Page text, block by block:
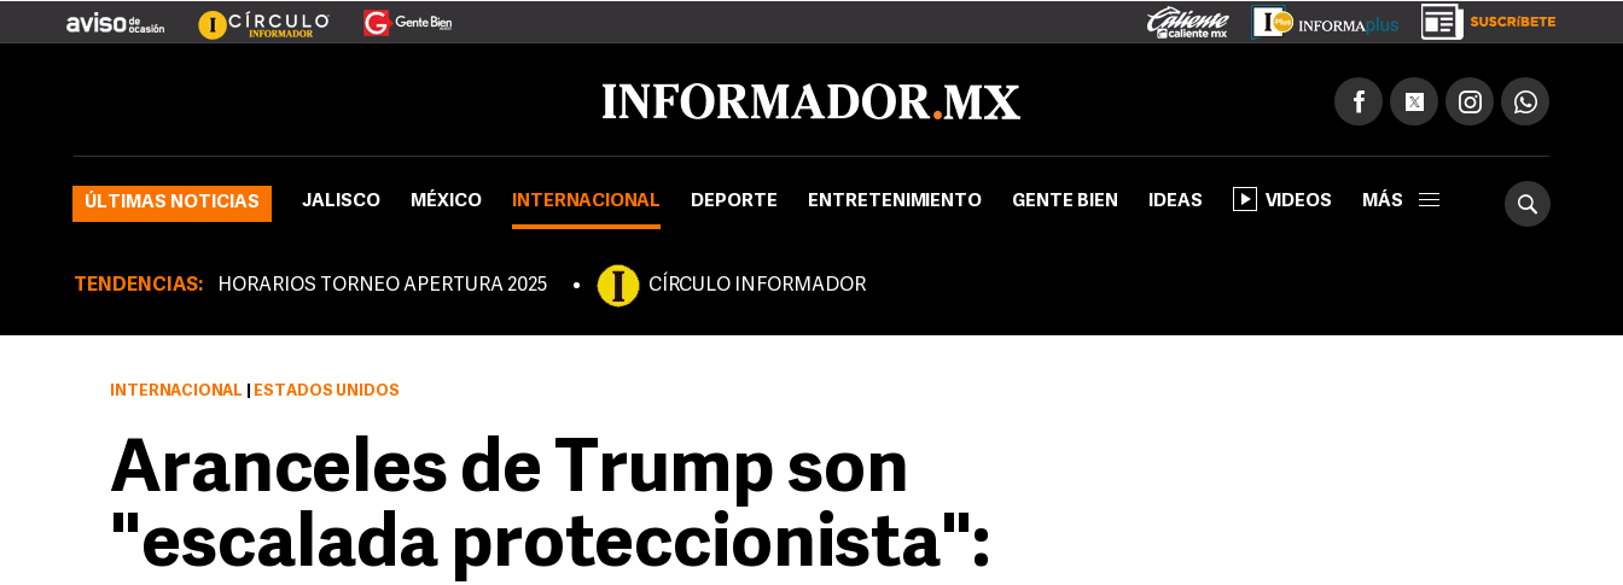
ÚLTIMAS NOTICIAS JALISCO MÉXICO INTERNACIONAL DEPORTE ENTRETENIMIENTO GENTE BIEN IDEAS VIDEOS MÁS
TENDENCIAS: HORARIOS TORNEO APERTURA 2025 CÍRCULO INFORMADOR
INTERNACIONAL ESTADOS UNIDOS
Aranceles de Trump son
"escalada proteccionista":